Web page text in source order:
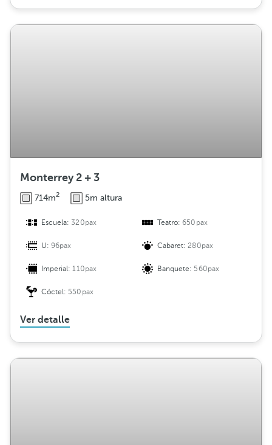
Monterrey 2 + 3
714m2 5m altura
Escuela:320pax Teatro:650pax
U:96pax Cabaret:280pax
Imperial:110pax Banquete: 560pax
Cóctel: 550pax
Ver detalle